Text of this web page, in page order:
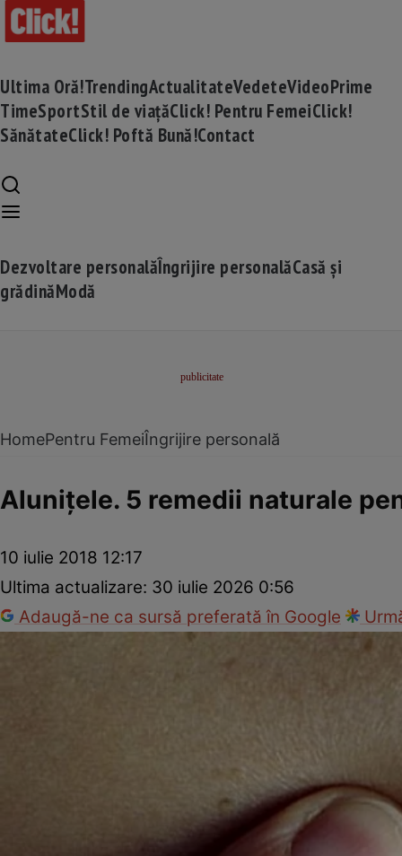
Ultima Oră!TrendingActualitateVedeteVideoPrime
TimeSportStil de viațăClick! Pentru FemeiClick!
SănătateClick! Poftă Bună!Contact
Dezvoltare personalăÎngrijire personalăCasă și
grădinăModă
HomePentru FemeiÎngrijire personală
Aluniţele. 5 remedii naturale
10 iulie 2018 12:17
Ultima actualizare: 30 iulie 2026 0:56
Adaugă-ne ca sursă preferată în Google